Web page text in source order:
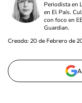
Periodista en
en El País.
con foco en
Guardian.
Creada: 20 de Febrero de